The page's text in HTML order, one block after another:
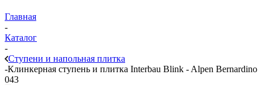
Главная
-
Каталог
-
Ступени и напольная плитка
-Клинкерная ступень и плитка Interbau Blink - Alpen Bernardino
043